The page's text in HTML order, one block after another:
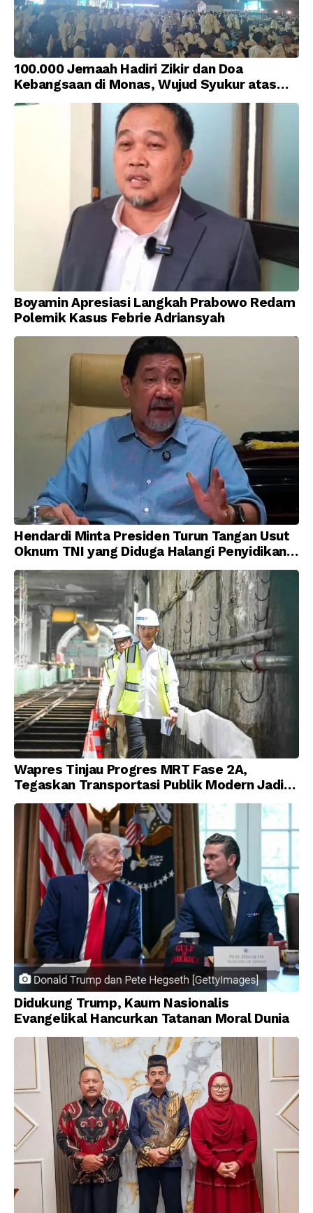
100.000 Jemaah Hadiri Zikir dan Doa
Kebangsaan di Monas, Wujud Syukur atas
Kemerdekaan Indonesia
Boyamin Apresiasi Langkah Prabowo Redam
Polemik Kasus Febrie Adriansyah
Hendardi Minta Presiden Turun Tangan Usut
Oknum TNI yang Diduga Halangi Penyidikan
Korupsi
Wapres Tinjau Progres MRT Fase 2A,
Tegaskan Transportasi Publik Modern Jadi
Prioritas Nasional
Didukung Trump, Kaum Nasionalis
Evangelikal Hancurkan Tatanan Moral Dunia